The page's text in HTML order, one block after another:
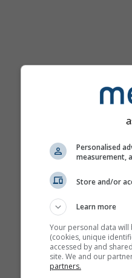
Personalised
measurement,
Store and/or
Learn more
Your personal data
(cookies, unique
accessed by and
site. We and our
partners.